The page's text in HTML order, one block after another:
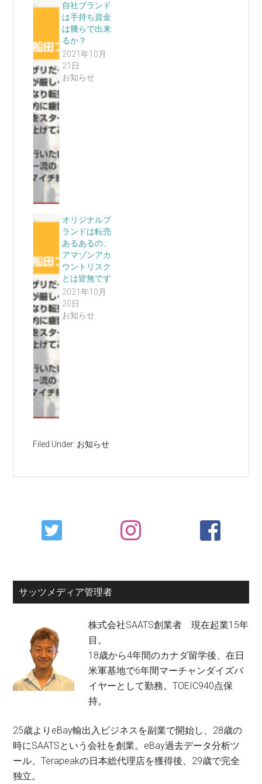
自社ブランド
は手持ち資金
は幾らで出来
るか？
2021年10月
21日
お知らせ
オリジナルブ
ランドは転売
あるあるの、
アマゾンアカ
ウントリスク
とは皆無です
2021年10月
20日
お知らせ
Filed Under: お知らせ
Primary
Sidebar
サッツメディア管理者
株式会社SAATS創業者 現在起業15年
目。
18歳から4年間のカナダ留学後、在日
米軍基地で6年間マーチャンダイズバ
イヤーとして勤務。TOEIC940点保
持。
25歳よりeBay輸出入ビジネスを副業で開始し、28歳の
時にSAATSという会社を創業。eBay過去データ分析ツ
ール、Terapeakの日本総代理店を獲得後、29歳で完全
独立。